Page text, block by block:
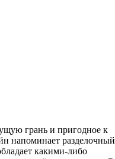
грань и пригодное к
напоминает разделочный
какими-либо